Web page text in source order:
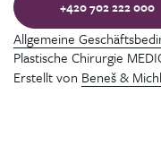
+420 702 222 000
Plastische Chirurgie
Allgemeine
Erstellt von Beneš & Michl